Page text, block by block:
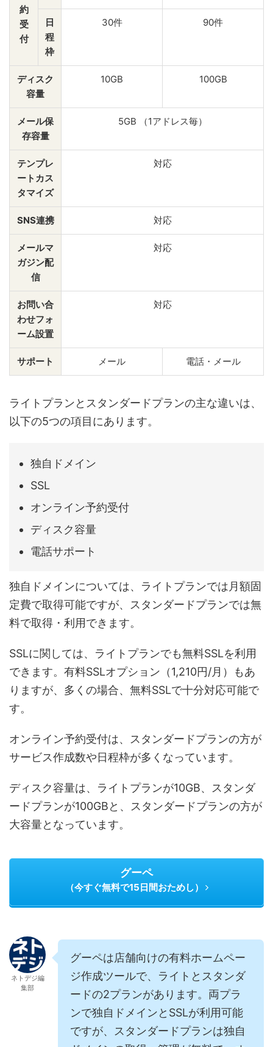
約
受
付
日
程
枠
30件 90件
ディスク
容量
10GB 100GB
メール保
存容量
5GB （1アドレス毎）
テンプレ
ートカス
タマイズ
対応
SNS連携 対応
メールマ
ガジン配
信
対応
お問い合
わせフォ
ーム設置
対応
サポート メール 電話・メール
ライトプランとスタンダードプランの主な違いは、
以下の5つの項目にあります。
独自ドメイン
SSL
オンライン予約受付
ディスク容量
電話サポート
独自ドメインについては、ライトプランでは月額固
定費で取得可能ですが、スタンダードプランでは無
料で取得・利用できます。
SSLに関しては、ライトプランでも無料SSLを利用
できます。有料SSLオプション（1,210円/月）もあ
りますが、多くの場合、無料SSLで十分対応可能で
す。
オンライン予約受付は、スタンダードプランの方が
サービス作成数や日程枠が多くなっています。
ディスク容量は、ライトプランが10GB、スタンダ
ードプランが100GBと、スタンダードプランの方が
大容量となっています。
グーペ
（今すぐ無料で15日間おためし）
ネトデジ編
集部
グーペは店舗向けの有料ホームペー
ジ作成ツールで、ライトとスタンダ
ードの2プランがあります。両プラ
ンで独自ドメインとSSLが利用可能
ですが、スタンダードプランは独自